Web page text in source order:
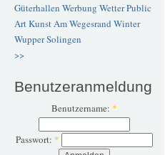
Güterhallen Werbung WetterPublic
ArtKunstAm Wegesrand Winter
WupperSolingen
>>
Benutzeranmeldung
Benutzername: *
Passwort: *